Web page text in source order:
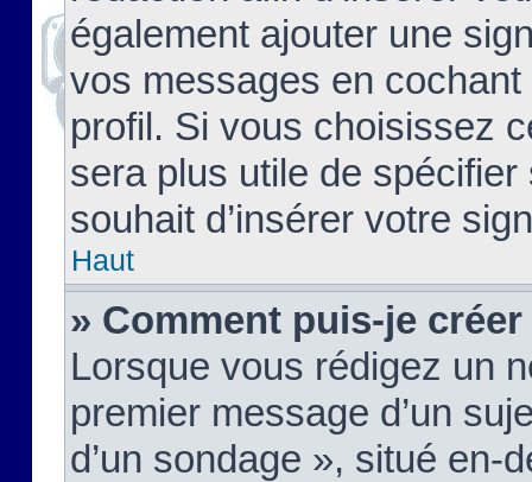
également ajouter une
vos messages en
profil. Si vous choisissez
sera plus utile de
souhait d’insérer votre
Haut
» Comment puis-je
Lorsque vous rédigez un
premier message d’un
d’un sondage », situé en-